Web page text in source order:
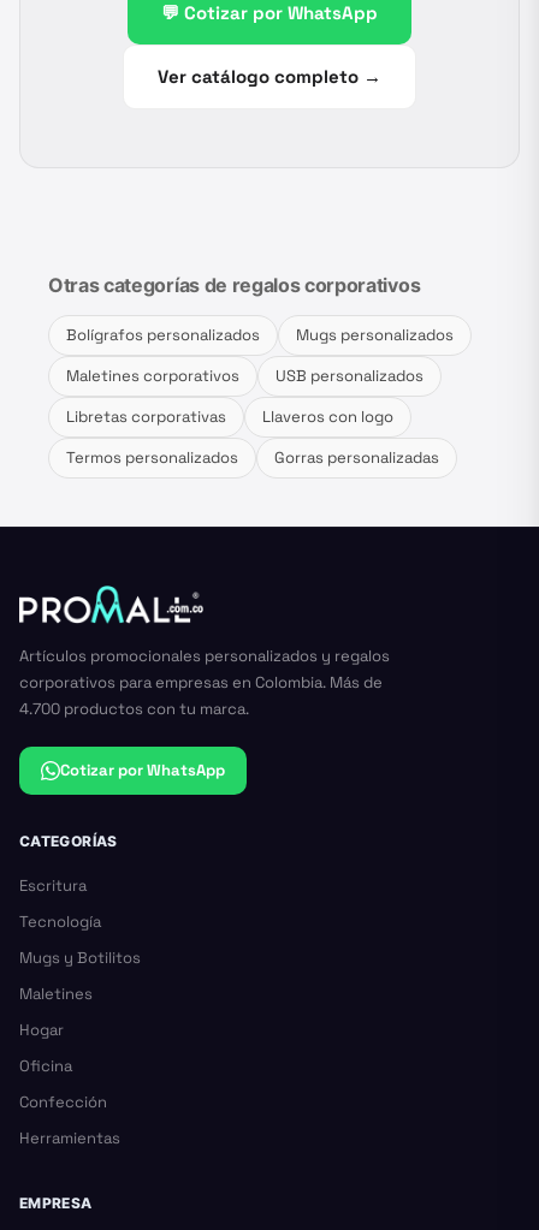
💬 Cotizar por WhatsApp
Ver catálogo completo →
Otras categorías de regalos corporativos
Bolígrafos personalizados
Mugs personalizados
Maletines corporativos
USB personalizados
Libretas corporativas
Llaveros con logo
Termos personalizados
Gorras personalizadas
Artículos promocionales personalizados y regalos
corporativos para empresas en Colombia. Más de
4.700 productos con tu marca.
Cotizar por WhatsApp
CATEGORÍAS
Escritura
Tecnología
Mugs y Botilitos
Maletines
Hogar
Oficina
Confección
Herramientas
EMPRESA